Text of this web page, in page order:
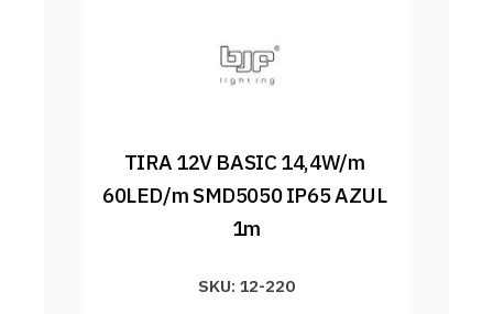
TIRA 12V BASIC 14,4W/m
60LED/m SMD5050 IP65 AZUL
1m
SKU: 12-220